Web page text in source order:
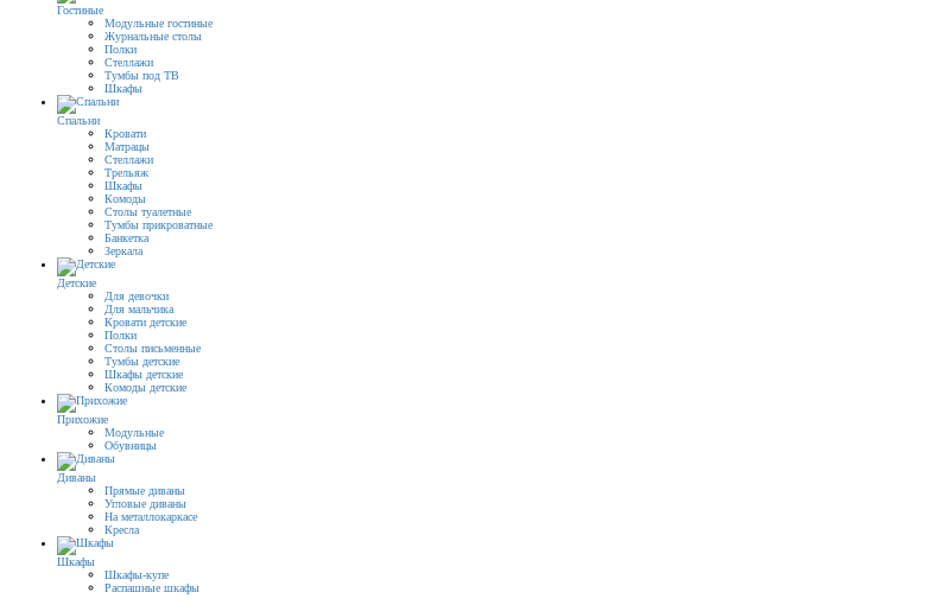
Гостиные
Модульные гостиные
Журнальные столы
Полки
Стеллажи
Тумбы под ТВ
Шкафы
Спальни
Кровати
Матрацы
Стеллажи
Трельяж
Шкафы
Комоды
Столы туалетные
Тумбы прикроватные
Банкетка
Зеркала
Детские
Для девочки
Для мальчика
Кровати детские
Полки
Столы письменные
Тумбы детские
Шкафы детские
Комоды детские
Прихожие
Модульные
Обувницы
Диваны
Прямые диваны
Угловые диваны
На металлокаркасе
Кресла
Шкафы
Шкафы-купе
Распашные шкафы